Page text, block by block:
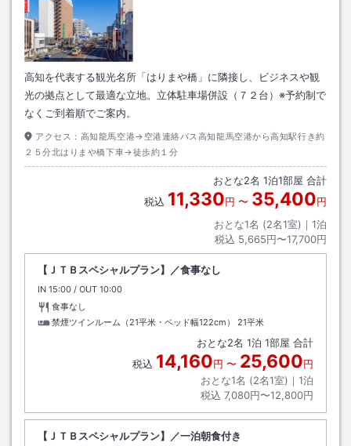
高知を代表する観光名所「はりまや橋」に隣接し、ビジネスや観
光の拠点として最適な立地。立体駐車場併設（７２台）※予約制で
なくご到着順でご案内。
アクセス： 高知龍馬空港→空港連絡バス高知龍馬空港から高知駅行き約
２５分北はりまや橋下車→徒歩約１分
おとな2名 1泊1部屋 合計
税込 11,330円 〜 35,400円
おとな1名 (2名1室)｜ 1泊
税込 5,665円〜17,700円
【ＪＴＢスペシャルプラン】／食事なし
IN チェックイン
15:00 / OUT チェックアウト
10:00
食事なし
禁煙ツインルーム（21平米・ベッド幅122cm）
21平米
おとな2名 1泊 1部屋 合計
税込 14,160円 〜 25,600円
おとな1名 (2名1室)｜ 1泊
税込 7,080円〜12,800円
【ＪＴＢスペシャルプラン】／一泊朝食付き